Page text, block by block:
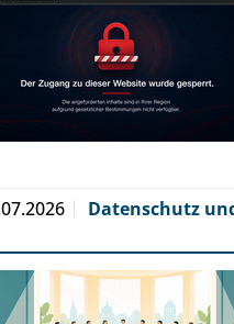
Datenschutz